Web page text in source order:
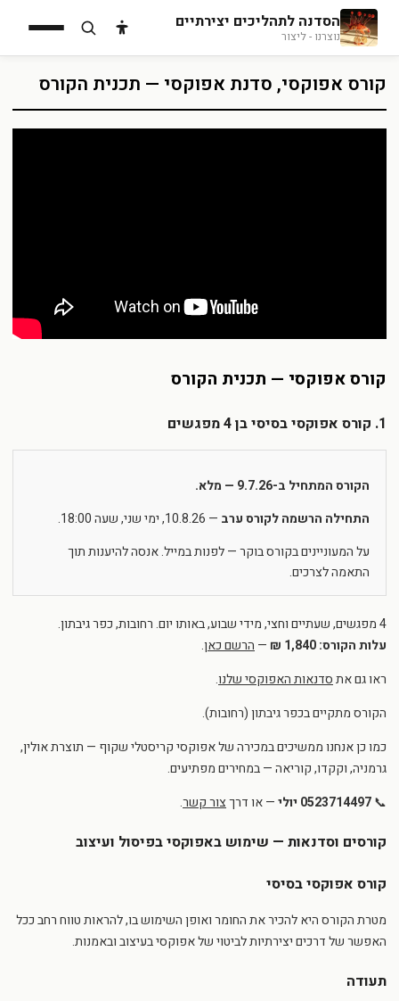
הסדנה לתהליכים יצירתיים
נוצרנו - ליצור
הסדנה לתהליכים יצירתיים › אפוקסי › קורסי אפוקסי
קורס אפוקסי — תכנית
הקורס
קורס אפוקסי, סדנת אפוקסי — תכנית הקורס
קורס אפוקסי — תכנית הקורס
1. קורס אפוקסי בסיסי בן 4 מפגשים
הקורס המתחיל ב-9.7.26 — מלא.
התחילה הרשמה לקורס ערב — 10.8.26, ימי שני, שעה 18:00.
על המעוניינים בקורס בוקר — לפנות במייל. אנסה להיענות תוך
התאמה לצרכים.
4 מפגשים, שעתיים וחצי, מידי שבוע, באותו יום. רחובות, כפר גיבתון.
עלות הקורס: 1,840 ₪
—הרשם כאן.
ראו גם אתסדנאות האפוקסי שלנו.
הקורס מתקיים בכפר גיבתון (רחובות).
כמו כן אנחנו ממשיכים במכירה של אפוקסי קריסטלי שקוף — תוצרת אולין,
גרמניה, וקקדו, קוריאה — במחירים מפתיעים.
📞0523714497 יולי — או דרךצור קשר.
קורסים וסדנאות — שימוש באפוקסי בפיסול ועיצוב
קורס אפוקסי בסיסי
מטרת הקורס היא להכיר את החומר ואופן השימוש בו, להראות טווח רחב ככל
האפשר של דרכים יצירתיות לביטוי של אפוקסי בעיצוב ובאמנות.
תעודה